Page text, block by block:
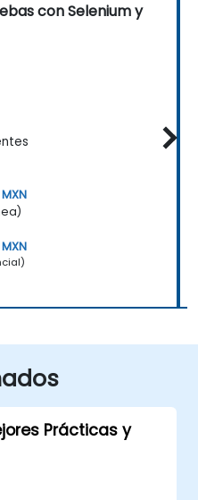
con Selenium y
Prácticas y